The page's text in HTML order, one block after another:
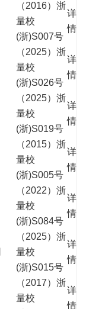
（2016）浙
量校
(浙)S007号
详
情
（2025）浙
量校
(浙)S026号
详
情
（2025）浙
量校
(浙)S019号
详
情
（2015）浙
量校
(浙)S005号
详
情
（2022）浙
量校
(浙)S084号
详
情
（2025）浙
量校
(浙)S015号
详
情
（2017）浙
量校
详
情